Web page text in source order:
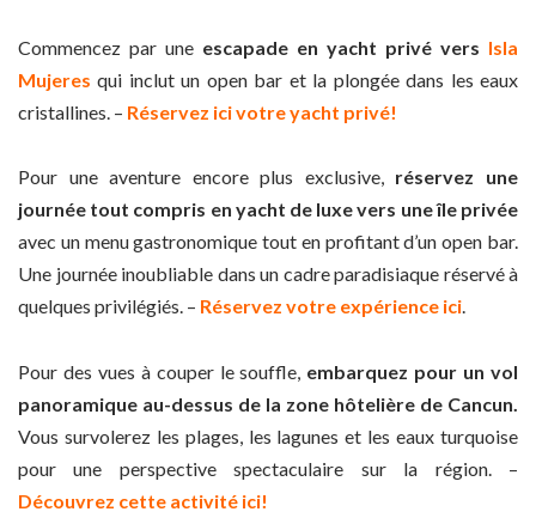
Commencez par une escapade en yacht privé vers Isla
Mujeres qui inclut un open bar et la plongée dans les eaux
cristallines. – Réservez ici votre yacht privé!
Pour une aventure encore plus exclusive,réservez une
journée tout compris en yacht de luxe vers une île privée
avec un menu gastronomique tout en profitant d’un open bar.
Une journée inoubliable dans un cadre paradisiaque réservé à
quelques privilégiés. – Réservez votre expérience ici.
Pour des vues à couper le souffle, embarquez pour un vol
panoramique au-dessus de la zone hôtelière de Cancun.
Vous survolerez les plages, les lagunes et les eaux turquoise
pour une perspective spectaculaire sur la région. –
Découvrez cette activité ici!